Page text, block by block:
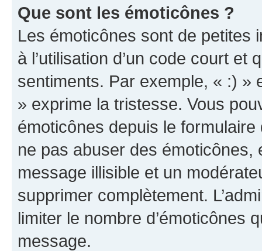
Que sont les émoticônes ?
Les émoticônes sont de petites
à l’utilisation d’un code court et
sentiments. Par exemple, « :) »
» exprime la tristesse. Vous
émoticônes depuis le
ne pas abuser des
message illisible et un
supprimer complètement.
limiter le nombre d’émoticônes
message.